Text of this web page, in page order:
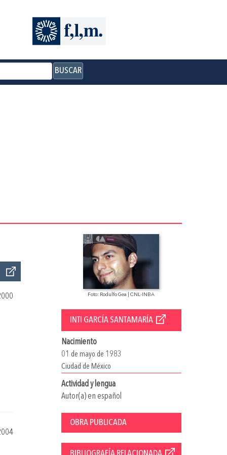
BUSCAR
Foto: Rodulfo Gea | CNL-INBA
INTI GARCÍA SANTAMARÍA
Nacimiento
01 de mayo de 1983
Ciudad de México
Actividad y lengua
Autor(a) en español
OBRA PUBLICADA